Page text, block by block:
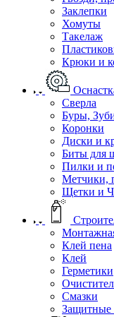
Заклепки
Хомуты
Такелаж
Крюки и
Сверла
Буры,
Коронки
Диски и
Биты для
Пилки и
Метчики,
Щетки и
Клей пена
Клей
Герметики
Смазки
Защитные